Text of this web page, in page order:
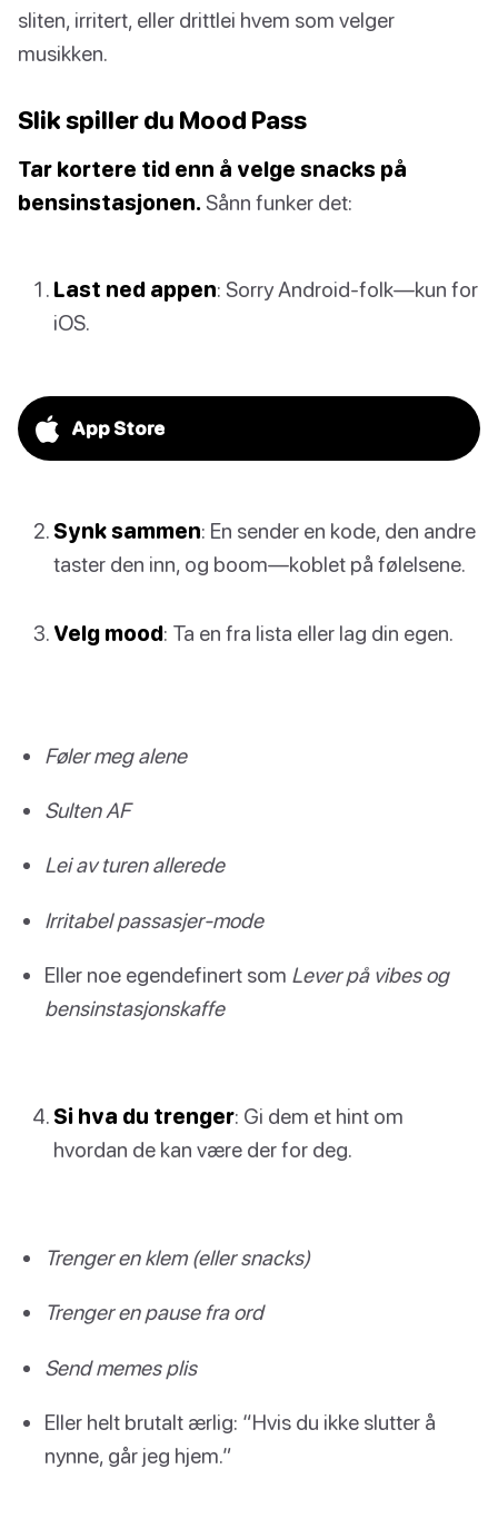
sliten, irritert, eller drittlei hvem som velger
musikken.
Slik spiller du Mood Pass
Tar kortere tid enn å velge snacks på
bensinstasjonen. Sånn funker det:
Last ned appen: Sorry Android-folk—kun for
iOS.
App Store
Synk sammen: En sender en kode, den andre
taster den inn, og boom—koblet på følelsene.
Velg mood: Ta en fra lista eller lag din egen.
Føler meg alene
Sulten AF
Lei av turen allerede
Irritabel passasjer-mode
Eller noe egendefinert som Lever på vibes og
bensinstasjonskaffe
Si hva du trenger: Gi dem et hint om
hvordan de kan være der for deg.
Trenger en klem (eller snacks)
Trenger en pause fra ord
Send memes plis
Eller helt brutalt ærlig: “Hvis du ikke slutter å
nynne, går jeg hjem.”